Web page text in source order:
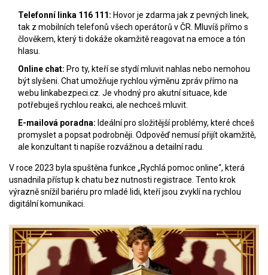
Telefonní linka 116 111: Hovor je zdarma jak z pevných linek,
tak z mobilních telefonů všech operátorů v ČR. Mluvíš přímo s
člověkem, který ti dokáže okamžitě reagovat na emoce a tón
hlasu.
Online chat: Pro ty, kteří se stydí mluvit nahlas nebo nemohou
být slyšeni. Chat umožňuje rychlou výměnu zpráv přímo na
webu linkabezpeci.cz. Je vhodný pro akutní situace, kde
potřebuješ rychlou reakci, ale nechceš mluvit.
E-mailová poradna: Ideální pro složitější problémy, které chceš
promyslet a popsat podrobněji. Odpověď nemusí přijít okamžitě,
ale konzultant ti napíše rozvážnou a detailní radu.
V roce 2023 byla spuštěna funkce „Rychlá pomoc online“, která
usnadnila přístup k chatu bez nutnosti registrace. Tento krok
výrazně snížil bariéru pro mladé lidi, kteří jsou zvyklí na rychlou
digitální komunikaci.